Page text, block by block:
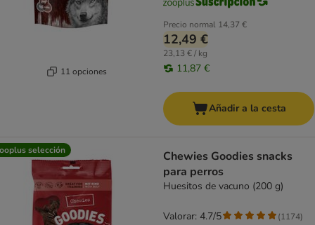
11 opciones
Precio normal 14,37 €
12,49 €
23,13 € / kg
11,87 €
Añadir a la cesta
selección
Chewies Goodies snacks
para perros
Huesitos de vacuno (200 g)
Valorar: 4.7/5 (1174)